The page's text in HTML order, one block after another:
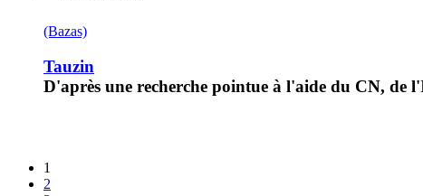
(Bazas)
Tauzin
D'après une recherche pointue à l'aide du CN, de
1
2